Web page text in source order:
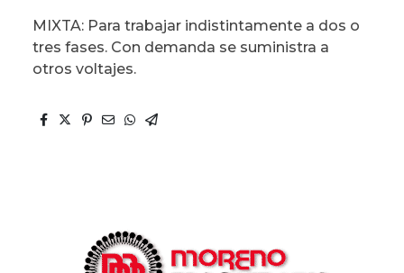
MIXTA: Para trabajar indistintamente a dos o
tres fases. Con demanda se suministra a
otros voltajes.